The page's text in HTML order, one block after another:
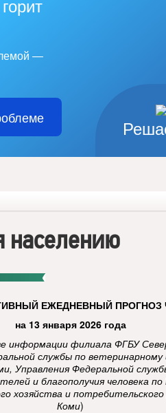
—
населению
ЕЖЕДНЕВНЫЙ ПРОГНОЗ
на 13 января 2026 года
информации филиала ФГБУ
службы по
Управления Федеральной
и благополучия человека по
хозяйства и
Коми)